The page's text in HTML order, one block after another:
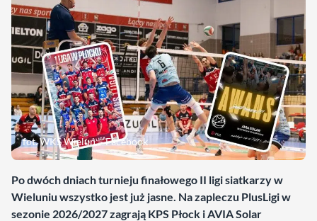
fot. WKS Wieluń – Facebook
Po dwóch dniach turnieju finałowego II ligi siatkarzy w
Wieluniu wszystko jest już jasne. Na zapleczu PlusLigi w
sezonie 2026/2027 zagrają KPS Płock i AVIA Solar